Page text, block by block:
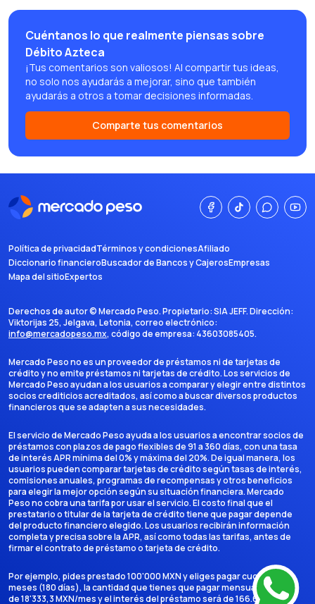
Cuéntanos lo que realmente piensas sobre
Débito Azteca
¡Tus comentarios son valiosos! Al compartir tus ideas,
no solo nos ayudarás a mejorar, sino que también
ayudarás a otros a tomar decisiones informadas.
Comparte tus comentarios
Política de privacidadTérminos y condicionesAfiliado
Diccionario financieroBuscador de Bancos y CajerosEmpresas
Mapa del sitioExpertos
Derechos de autor ©Mercado Peso. Propietario:SIA JEFF. Dirección:
Viktorijas 25, Jelgava, Letonia, correo electrónico:
info@mercadopeso.mx, código de empresa: 43603085405.
Mercado Peso no es un proveedor de préstamos ni de tarjetas de
crédito y no emite préstamos ni tarjetas de crédito. Los servicios de
Mercado Peso ayudan a los usuarios a comparar y elegir entre distintos
socios crediticios acreditados, así como a buscar diversos productos
financieros que se adapten a sus necesidades.
El servicio de Mercado Peso ayuda a los usuarios a encontrar socios de
préstamos con plazos de pago flexibles de 91 a 360 días, con una tasa
de interés APR mínima del 0% y máxima del 20%. De igual manera, los
usuarios pueden comparar tarjetas de crédito según tasas de interés,
comisiones anuales, programas de recompensas y otros beneficios
para elegir la mejor opción según su situación financiera. Mercado
Peso no cobra una tarifa por usar el servicio. El costo final que el
prestatario o titular de la tarjeta de crédito tiene que pagar depende
del producto financiero elegido. Los usuarios recibirán información
completa y precisa sobre la APR, así como todas las tarifas, antes de
firmar el contrato de préstamo o tarjeta de crédito.
Por ejemplo, pides prestado 100'000 MXN y eliges pagar cuotas en 6
meses (180 días), la cantidad que tienes que pagar mensualmente es
de 18'333,3 MXN/mes y el interés del préstamo será de 166.666,7